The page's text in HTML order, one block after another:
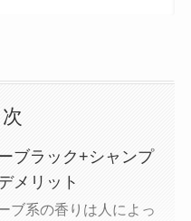
ブラック+シャンプ
メリット
ブ系の香りは人によっ